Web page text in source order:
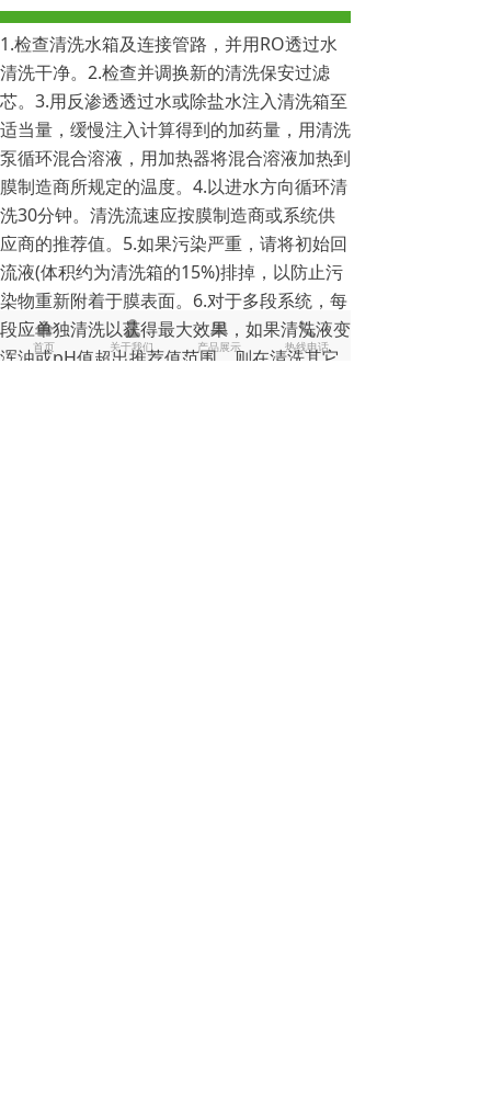
1.检查清洗水箱及连接管路，并用RO透过水
清洗干净。2.检查并调换新的清洗保安过滤
芯。3.用反渗透透过水或除盐水注入清洗箱至
适当量，缓慢注入计算得到的加药量，用清洗
泵循环混合溶液，用加热器将混合溶液加热到
膜制造商所规定的温度。4.以进水方向循环清
洗30分钟。清洗流速应按膜制造商或系统供
应商的推荐值。5.如果污染严重，请将初始回
流液(体积约为清洗箱的15%)排掉，以防止污
染物重新附着于膜表面。6.对于多段系统，每
段应单独清洗以获得最大效果，如果清洗液变
浑浊或pH值超出推荐值范围，则在清洗其它
낀
首页
넙
关于我们
뀵
产品展示
끅
热线电话